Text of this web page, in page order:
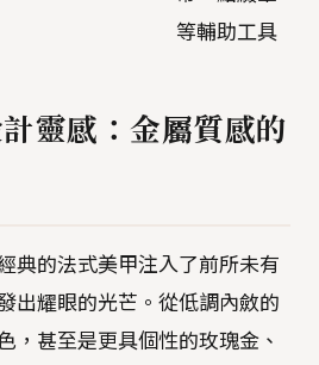
等輔助工具
靈感：金屬質感的
典的法式美甲注入了前所未有
出耀眼的光芒。從低調內斂的
，甚至是更具個性的玫瑰金、